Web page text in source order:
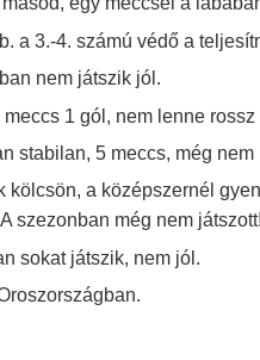
a 3.-4. számú védő a
nem játszik jól.
1 gól, nem lenne rossz
stabilan, 5 meccs, még
kölcsön, a középszernél
szezonban még nem
sokat játszik, nem jól.